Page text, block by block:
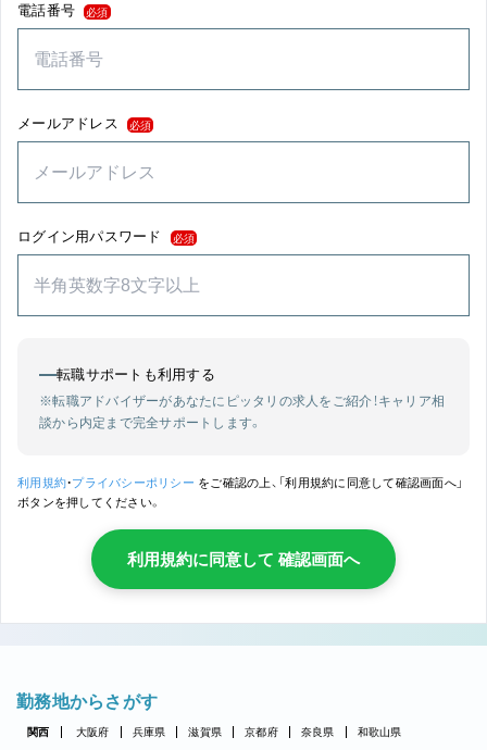
電話番号 必須
メールアドレス 必須
ログイン用パスワード 必須
転職サポートも利用する
※転職アドバイザーがあなたにピッタリの求人をご紹介！キャリア相
談から内定まで完全サポートします。
利用規約・プライバシーポリシー をご確認の上、「利用規約に同意して確認画面へ」
ボタンを押してください。
利用規約に同意して 確認画面へ
勤務地からさがす
関西 大阪府 兵庫県 滋賀県 京都府 奈良県 和歌山県